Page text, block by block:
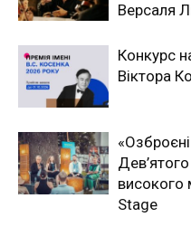
Версаля
Конкурс
Віктора
високого
Stage